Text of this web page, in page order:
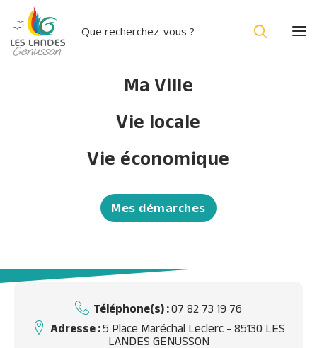
Ma Ville
Vie locale
Vie économique
Mes démarches
RETAILLEAU Tiphaine
Ostéopathe
Accueil/RETAILLEAU Tiphaine
Téléphone(s) :07 82 73 19 76
Adresse :5 Place Maréchal Leclerc - 85130 LES
LANDES GENUSSON